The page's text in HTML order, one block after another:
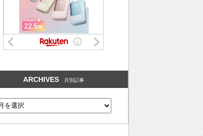
ARCHIVES 月別記事